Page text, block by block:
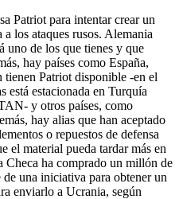
Patriot para intentar crear un
los ataques rusos. Alemania
uno de los que tienes y que
hay países como España,
tienen Patriot disponible -en el
está estacionada en Turquía
y otros países, como
hay alias que han aceptado
o repuestos de defensa
el material pueda tardar más en
Checa ha comprado un millón de
una iniciativa para obtener un
enviarlo a Ucrania, según